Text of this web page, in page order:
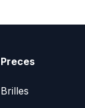
Preces
Brilles